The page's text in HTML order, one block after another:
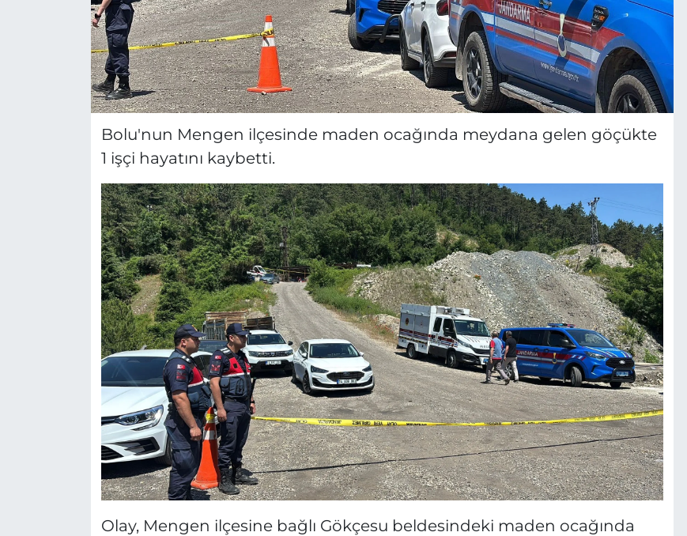
Bolu'nun Mengen ilçesinde maden ocağında meydana gelen göçükte
1 işçi hayatını kaybetti.
Olay, Mengen ilçesine bağlı Gökçesu beldesindeki maden ocağında